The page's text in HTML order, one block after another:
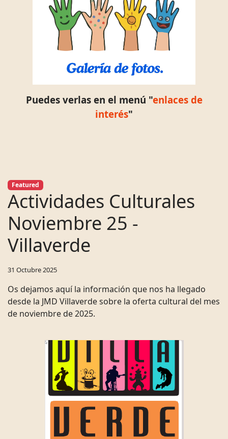
Puedes verlas en el menú "enlaces de
interés"
Featured
Actividades Culturales
Noviembre 25 -
Villaverde
31 Octubre 2025
Os dejamos aquí la información que nos ha llegado
desde la JMD Villaverde sobre la oferta cultural del mes
de noviembre de 2025.